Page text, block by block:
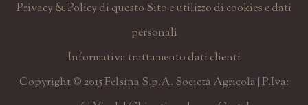
Privacy & Policy di questo Sito e utilizzo di cookies e dati
personali
Informativa trattamento dati clienti
Copyright © 2015 Fèlsina S.p.A. Società Agricola | P.Iva: